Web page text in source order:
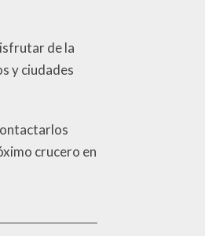
de la
y ciudades
crucero en